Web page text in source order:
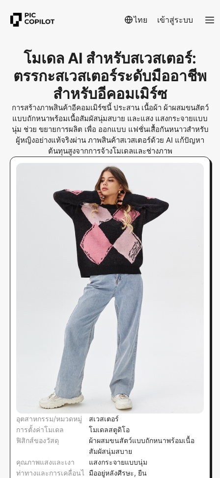
ไทย เข้าสู่ระบบ
โมเดล AI สำหรับสเวสเตอร์:
ตรรกะสเวสเตอร์ระดับมืออาชีพ
สำหรับอีคอมเมิร์ซ
การสร้างภาพสินค้าอีคอมเมิร์ซนี้ ประสาน เนื้อผ้า ผ้าผสมขนสัตว์
แบบถักหนาพร้อมเนื้อสัมผัสนุ่มสบาย และแสง แสงกระจายแบบ
นุ่ม ช่วย ขยายการผลิต เพื่อ ออกแบบ แฟชั่นเสื้อกันหนาวสำหรับ
ผู้หญิงอย่างแท้จริงผ่าน ภาพสินค้าสเวสเตอร์ด้วย AI แก้ปัญหา
ต้นทุนสูงจากการจ้างโมเดลและช่างภาพ
อุตสาหกรรม/หมวดหมู่
สเวสเตอร์
การตั้งค่าโมเดล
โมเดลสตูดิโอ
ฟิสิกส์ของวัสดุ
ผ้าผสมขนสัตว์แบบถักหนาพร้อมเนื้อ
สัมผัสนุ่มสบาย
คุณภาพแสงและเงา
แสงกระจายแบบนุ่ม
ท่าทางและการเคลื่อนไ มืออยู่หลังศีรษะ, ยืน